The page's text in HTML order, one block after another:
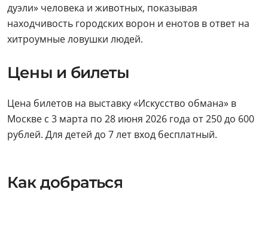
дуэли» человека и животных, показывая
находчивость городских ворон и енотов в ответ на
хитроумные ловушки людей.
Цены и билеты
Цена билетов на выставку «Искусство обмана» в
Москве с 3 марта по 28 июня 2026 года от 250 до 600
рублей. Для детей до 7 лет вход бесплатный.
Как добраться